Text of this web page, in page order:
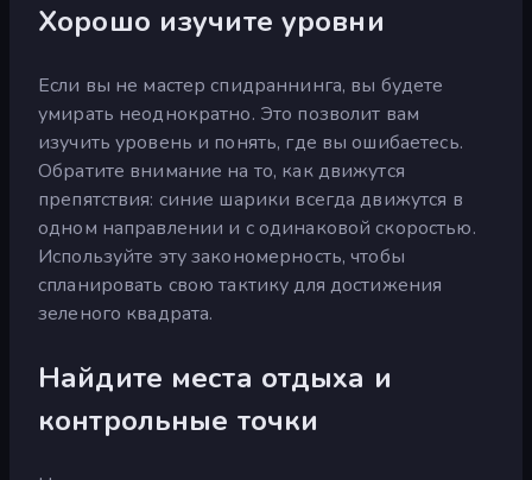
Хорошо изучите уровни
Если вы не мастер спидраннинга, вы будете
умирать неоднократно. Это позволит вам
изучить уровень и понять, где вы ошибаетесь.
Обратите внимание на то, как движутся
препятствия: синие шарики всегда движутся в
одном направлении и с одинаковой скоростью.
Используйте эту закономерность, чтобы
спланировать свою тактику для достижения
зеленого квадрата.
Найдите места отдыха и
контрольные точки